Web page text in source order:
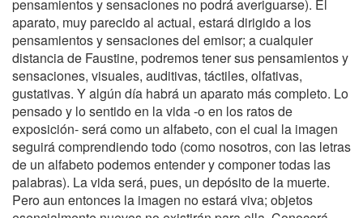
pensamientos y sensaciones no podrá averiguarse). El
aparato, muy parecido al actual, estará dirigido a los
pensamientos y sensaciones del emisor; a cualquier
distancia de Faustine, podremos tener sus pensamientos y
sensaciones, visuales, auditivas, táctiles, olfativas,
gustativas. Y algún día habrá un aparato más completo. Lo
pensado y lo sentido en la vida -o en los ratos de
exposición- será como un alfabeto, con el cual la imagen
seguirá comprendiendo todo (como nosotros, con las letras
de un alfabeto podemos entender y componer todas las
palabras). La vida será, pues, un depósito de la muerte.
Pero aun entonces la imagen no estará viva; objetos